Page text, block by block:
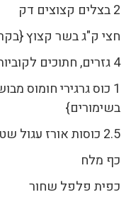
2 בצלים קצוצים דק
חצי ק"ג בשר קצוץ
4 גזרים, חתוכים לקוביות קטנות
1 כוס גרגירי חומוס
בשימורים}
2.5 כוסות אורז עגול שטוף
כף מלח
כפית פלפל שחור